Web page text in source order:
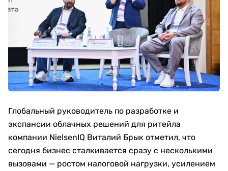
Глобальный руководитель по разработке и
экспансии облачных решений для ритейла
компании NielsenIQ Виталий Брык отметил, что
сегодня бизнес сталкивается сразу с несколькими
вызовами — ростом налоговой нагрузки, усилением